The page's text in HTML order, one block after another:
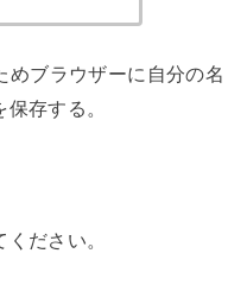
めブラウザーに自分の名
存する。
ださい。